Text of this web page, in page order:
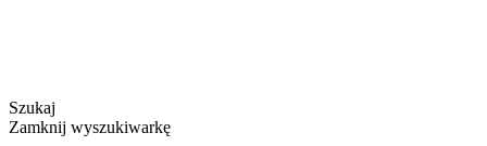
Szukaj
Zamknij wyszukiwarkę